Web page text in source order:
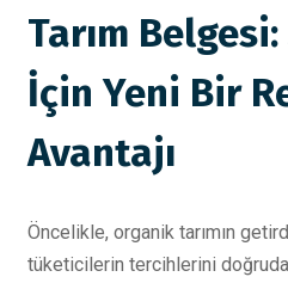
Tarım
İçin Yeni Bir
Avantajı
Öncelikle, organik tarımın
tüketicilerin tercihlerini